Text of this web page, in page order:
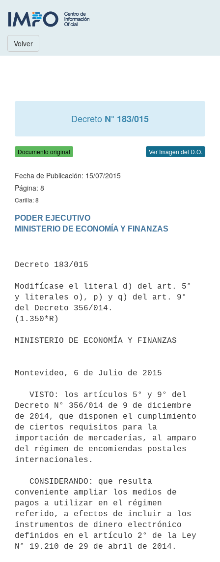
Volver
Decreto N° 183/015
Documento original Ver Imagen del D.O.
Fecha de Publicación: 15/07/2015
Página: 8
Carilla: 8
PODER EJECUTIVO
Decreto 183/015
Modifícase el literal d) del art. 5°
y literales o), p) y q) del art. 9°
del Decreto 356/014.
(1.350*R)
MINISTERIO DE ECONOMÍA Y FINANZAS
Montevideo, 6 de Julio de 2015
Decreto N° 356/014 de 9 de diciembre
de 2014, que disponen el cumplimiento
de ciertos requisitos para la
importación de mercaderías, al amparo
del régimen de encomiendas postales
internacionales.
conveniente ampliar los medios de
pagos a utilizar en el régimen
referido, a efectos de incluir a los
instrumentos de dinero electrónico
definidos en el artículo 2° de la Ley
N° 19.210 de 29 de abril de 2014.